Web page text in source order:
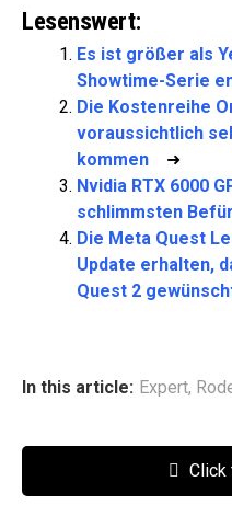
Lesenswert:
Es ist größer als
Showtime-Serie
Die Kostenreihe
voraussichtlich
kommen ➜
Nvidia RTX 6000
schlimmsten
Die Meta Quest
Update erhalten,
Quest 2
In this article: Expert,
Click